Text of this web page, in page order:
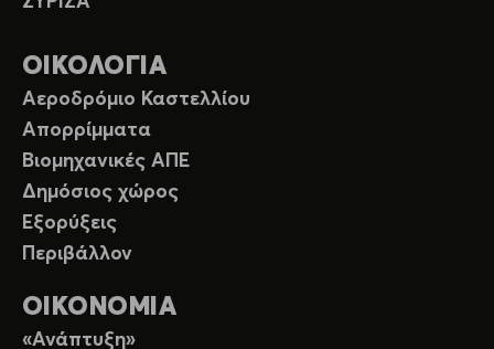
ΟΙΚΟΛΟΓΙΑ
Αεροδρόμιο Καστελλίου
Απορρίμματα
Βιομηχανικές ΑΠΕ
Δημόσιος χώρος
Εξορύξεις
Περιβάλλον
ΟΙΚΟΝΟΜΙΑ
«Ανάπτυξη»